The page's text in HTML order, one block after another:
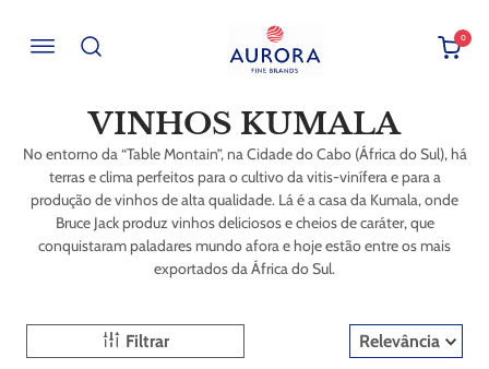
0
VINHOS KUMALA
No entorno da “Table Montain”, na Cidade do Cabo (África do Sul), há
terras e clima perfeitos para o cultivo da vitis-vinífera e para a
produção de vinhos de alta qualidade. Lá é a casa da Kumala, onde
Bruce Jack produz vinhos deliciosos e cheios de caráter, que
conquistaram paladares mundo afora e hoje estão entre os mais
exportados da África do Sul.
Filtrar Relevância